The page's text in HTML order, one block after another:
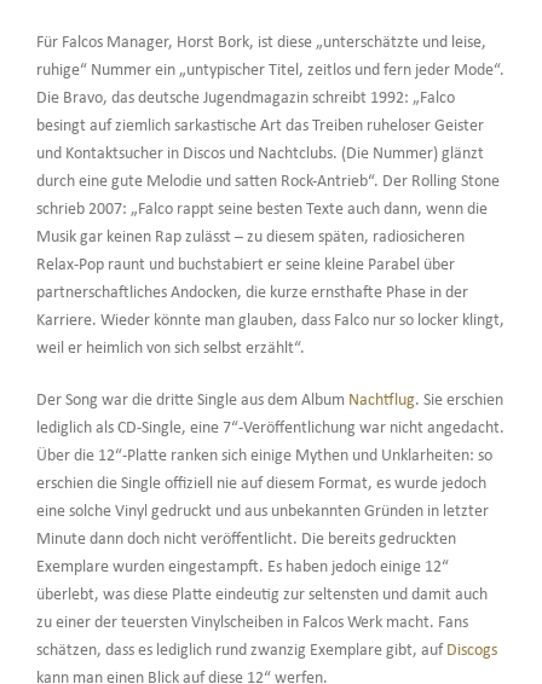
Für Falcos Manager, Horst Bork, ist diese „unterschätzte und leise,
ruhige“ Nummer ein „untypischer Titel, zeitlos und fern jeder Mode“.
Die Bravo, das deutsche Jugendmagazin schreibt 1992: „Falco
besingt auf ziemlich sarkastische Art das Treiben ruheloser Geister
und Kontaktsucher in Discos und Nachtclubs. (Die Nummer) glänzt
durch eine gute Melodie und satten Rock-Antrieb“. Der Rolling Stone
schrieb 2007: „Falco rappt seine besten Texte auch dann, wenn die
Musik gar keinen Rap zulässt – zu diesem späten, radiosicheren
Relax-Pop raunt und buchstabiert er seine kleine Parabel über
partnerschaftliches Andocken, die kurze ernsthafte Phase in der
Karriere. Wieder könnte man glauben, dass Falco nur so locker klingt,
weil er heimlich von sich selbst erzählt“.
Der Song war die dritte Single aus dem Album Nachtflug. Sie erschien
lediglich als CD-Single, eine 7“-Veröffentlichung war nicht angedacht.
Über die 12“-Platte ranken sich einige Mythen und Unklarheiten: so
erschien die Single offiziell nie auf diesem Format, es wurde jedoch
eine solche Vinyl gedruckt und aus unbekannten Gründen in letzter
Minute dann doch nicht veröffentlicht. Die bereits gedruckten
Exemplare wurden eingestampft. Es haben jedoch einige 12“
überlebt, was diese Platte eindeutig zur seltensten und damit auch
zu einer der teuersten Vinylscheiben in Falcos Werk macht. Fans
schätzen, dass es lediglich rund zwanzig Exemplare gibt, auf Discogs
kann man einen Blick auf diese 12“ werfen.